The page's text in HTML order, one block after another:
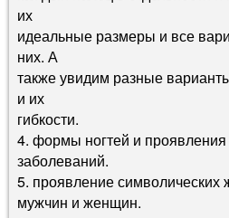
их
идеальные размеры и все
них. А
также увидим разные
и их
гибкости.
4. формы ногтей и
заболеваний.
5. проявление символических
мужчин и женщин.